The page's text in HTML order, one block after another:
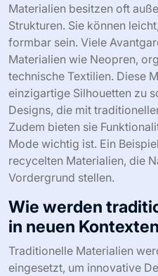
Materialien besitzen oft
Strukturen. Sie können
formbar sein. Viele
Materialien wie Neopren,
technische Textilien. Diese
einzigartige Silhouetten zu
Designs, die mit
Zudem bieten sie
Mode wichtig ist. Ein
recycelten Materialien, die
Vordergrund stellen.
Wie werden
in neuen
Traditionelle Materialien
eingesetzt, um innovative